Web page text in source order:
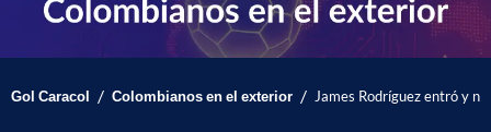
Gol Caracol / Colombianos en el exterior / James Rodríguez entró y